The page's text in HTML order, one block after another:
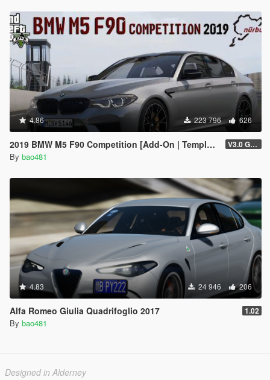
4.86 223 796 626
2019 BMW M5 F90 Competition [Add-On | Template] V3.0 GTAV licence plate
By bao481
4.83 24 946 206
Alfa Romeo Giulia Quadrifoglio 2017 1.02
By bao481
Designed in Alderney